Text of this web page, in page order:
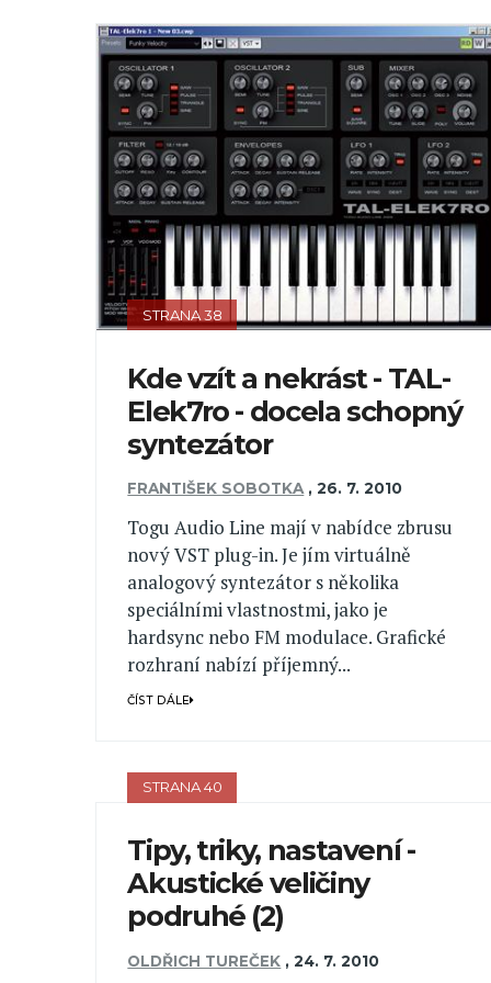
STRANA 38
Kde vzít a nekrást - TAL-
Elek7ro - docela schopný
syntezátor
FRANTIŠEK SOBOTKA ,26. 7. 2010
Togu Audio Line mají v nabídce zbrusu
nový VST plug-in. Je jím virtuálně
analogový syntezátor s několika
speciálními vlastnostmi, jako je
hardsync nebo FM modulace. Grafické
rozhraní nabízí příjemný...
ČÍST DÁLE
STRANA 40
Tipy, triky, nastavení -
Akustické veličiny
podruhé (2)
OLDŘICH TUREČEK ,24. 7. 2010